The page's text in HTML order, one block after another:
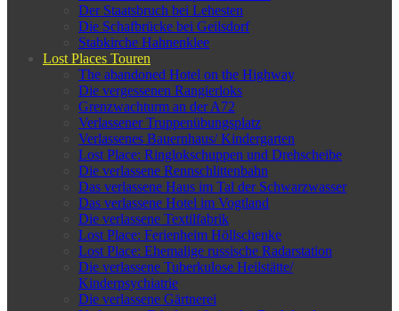
Der Staatsbruch bei Lehesten
Die Schafbrücke bei Geilsdorf
Stabkirche Hahnenklee
Lost Places Touren
The abandoned Hotel on the Highway
Die vergessenen Rangierloks
Grenzwachturm an der A72
Verlassener Truppenübungsplatz
Verlassenes Bauernhaus/ Kindergarten
Lost Place: Ringlokschuppen und Drehscheibe
Die verlassene Rennschlittenbahn
Das verlassene Haus im Tal der Schwarzwasser
Das verlassene Hotel im Vogtland
Die verlassene Textilfabrik
Lost Place: Ferienheim Höllschenke
Lost Place: Ehemalige russische Radarstation
Die verlassene Tuberkulose Heilstätte/
Kinderpsychiatrie
Die verlassene Gärtnerei